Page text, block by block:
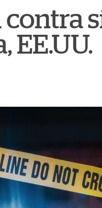
EE.UU.